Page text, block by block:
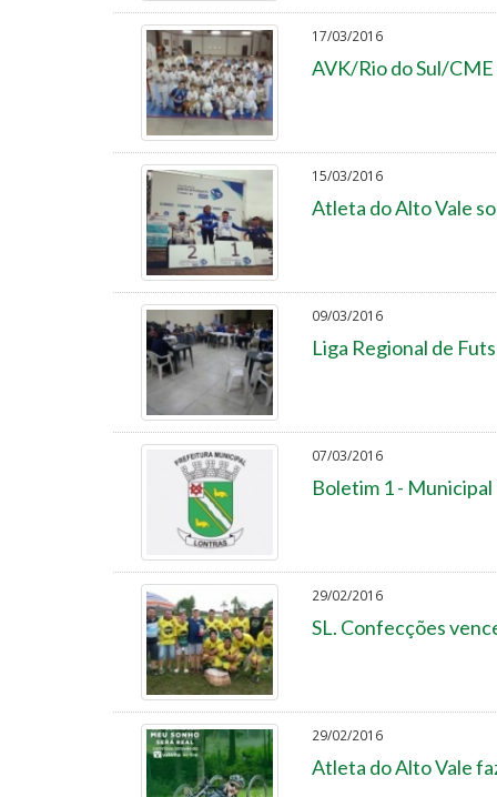
17/03/2016
AVK/Rio do Sul/
15/03/2016
Atleta do Alto Vale
09/03/2016
Liga Regional de
07/03/2016
Boletim 1 -
29/02/2016
SL. Confecções
29/02/2016
Atleta do Alto Vale